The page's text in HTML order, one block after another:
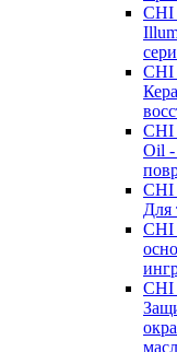
CHI
CHI
CHI
Oil -
CHI
Для
CHI
CHI